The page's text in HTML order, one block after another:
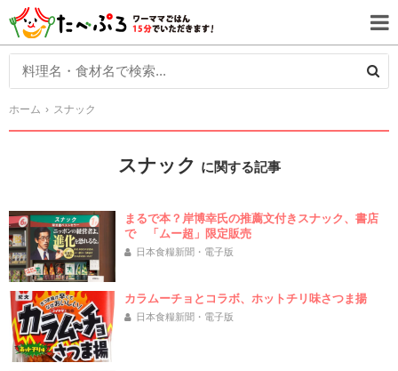
ホーム スナック
スナック に関する記事
まるで本？岸博幸氏の推薦文付きスナック、書店
で 「ムー超」限定販売
日本食糧新聞・電子版
カラムーチョとコラボ、ホットチリ味さつま揚
日本食糧新聞・電子版